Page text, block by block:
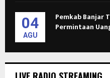
04
AGU
Pemkab Banjar
Permintaan